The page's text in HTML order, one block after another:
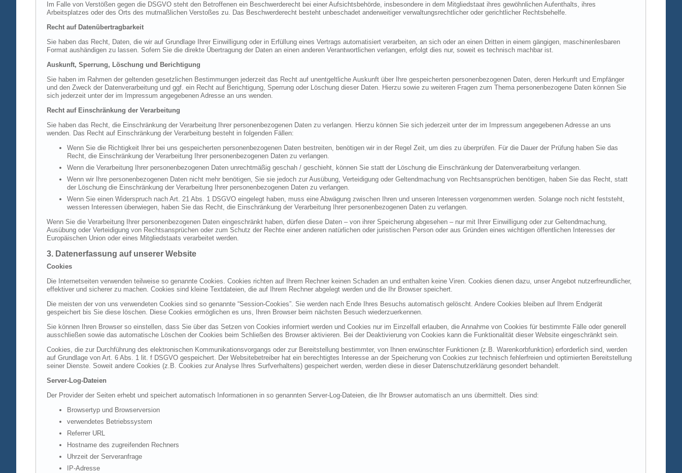
Im Falle von Verstößen gegen die DSGVO steht den Betroffenen ein Beschwerderecht bei einer Aufsichtsbehörde, insbesondere in dem Mitgliedstaat ihres gewöhnlichen Aufenthalts, ihres
Arbeitsplatzes oder des Orts des mutmaßlichen Verstoßes zu. Das Beschwerderecht besteht unbeschadet anderweitiger verwaltungsrechtlicher oder gerichtlicher Rechtsbehelfe.
Recht auf Datenübertragbarkeit
Sie haben das Recht, Daten, die wir auf Grundlage Ihrer Einwilligung oder in Erfüllung eines Vertrags automatisiert verarbeiten, an sich oder an einen Dritten in einem gängigen, maschinenlesbaren
Format aushändigen zu lassen. Sofern Sie die direkte Übertragung der Daten an einen anderen Verantwortlichen verlangen, erfolgt dies nur, soweit es technisch machbar ist.
Auskunft, Sperrung, Löschung und Berichtigung
Sie haben im Rahmen der geltenden gesetzlichen Bestimmungen jederzeit das Recht auf unentgeltliche Auskunft über Ihre gespeicherten personenbezogenen Daten, deren Herkunft und Empfänger
und den Zweck der Datenverarbeitung und ggf. ein Recht auf Berichtigung, Sperrung oder Löschung dieser Daten. Hierzu sowie zu weiteren Fragen zum Thema personenbezogene Daten können Sie
sich jederzeit unter der im Impressum angegebenen Adresse an uns wenden.
Recht auf Einschränkung der Verarbeitung
Sie haben das Recht, die Einschränkung der Verarbeitung Ihrer personenbezogenen Daten zu verlangen. Hierzu können Sie sich jederzeit unter der im Impressum angegebenen Adresse an uns
wenden. Das Recht auf Einschränkung der Verarbeitung besteht in folgenden Fällen:
Wenn Sie die Richtigkeit Ihrer bei uns gespeicherten personenbezogenen Daten bestreiten, benötigen wir in der Regel Zeit, um dies zu überprüfen. Für die Dauer der Prüfung haben Sie das
Recht, die Einschränkung der Verarbeitung Ihrer personenbezogenen Daten zu verlangen.
Wenn die Verarbeitung Ihrer personenbezogenen Daten unrechtmäßig geschah / geschieht, können Sie statt der Löschung die Einschränkung der Datenverarbeitung verlangen.
Wenn wir Ihre personenbezogenen Daten nicht mehr benötigen, Sie sie jedoch zur Ausübung, Verteidigung oder Geltendmachung von Rechtsansprüchen benötigen, haben Sie das Recht, statt
der Löschung die Einschränkung der Verarbeitung Ihrer personenbezogenen Daten zu verlangen.
Wenn Sie einen Widerspruch nach Art. 21 Abs. 1 DSGVO eingelegt haben, muss eine Abwägung zwischen Ihren und unseren Interessen vorgenommen werden. Solange noch nicht feststeht,
wessen Interessen überwiegen, haben Sie das Recht, die Einschränkung der Verarbeitung Ihrer personenbezogenen Daten zu verlangen.
Wenn Sie die Verarbeitung Ihrer personenbezogenen Daten eingeschränkt haben, dürfen diese Daten – von ihrer Speicherung abgesehen – nur mit Ihrer Einwilligung oder zur Geltendmachung,
Ausübung oder Verteidigung von Rechtsansprüchen oder zum Schutz der Rechte einer anderen natürlichen oder juristischen Person oder aus Gründen eines wichtigen öffentlichen Interesses der
Europäischen Union oder eines Mitgliedstaats verarbeitet werden.
3. Datenerfassung auf unserer Website
Cookies
Die Internetseiten verwenden teilweise so genannte Cookies. Cookies richten auf Ihrem Rechner keinen Schaden an und enthalten keine Viren. Cookies dienen dazu, unser Angebot nutzerfreundlicher,
effektiver und sicherer zu machen. Cookies sind kleine Textdateien, die auf Ihrem Rechner abgelegt werden und die Ihr Browser speichert.
Die meisten der von uns verwendeten Cookies sind so genannte “Session-Cookies”. Sie werden nach Ende Ihres Besuchs automatisch gelöscht. Andere Cookies bleiben auf Ihrem Endgerät
gespeichert bis Sie diese löschen. Diese Cookies ermöglichen es uns, Ihren Browser beim nächsten Besuch wiederzuerkennen.
Sie können Ihren Browser so einstellen, dass Sie über das Setzen von Cookies informiert werden und Cookies nur im Einzelfall erlauben, die Annahme von Cookies für bestimmte Fälle oder generell
ausschließen sowie das automatische Löschen der Cookies beim Schließen des Browser aktivieren. Bei der Deaktivierung von Cookies kann die Funktionalität dieser Website eingeschränkt sein.
Cookies, die zur Durchführung des elektronischen Kommunikationsvorgangs oder zur Bereitstellung bestimmter, von Ihnen erwünschter Funktionen (z.B. Warenkorbfunktion) erforderlich sind, werden
auf Grundlage von Art. 6 Abs. 1 lit. f DSGVO gespeichert. Der Websitebetreiber hat ein berechtigtes Interesse an der Speicherung von Cookies zur technisch fehlerfreien und optimierten Bereitstellung
seiner Dienste. Soweit andere Cookies (z.B. Cookies zur Analyse Ihres Surfverhaltens) gespeichert werden, werden diese in dieser Datenschutzerklärung gesondert behandelt.
Server-Log-Dateien
Der Provider der Seiten erhebt und speichert automatisch Informationen in so genannten Server-Log-Dateien, die Ihr Browser automatisch an uns übermittelt. Dies sind:
Browsertyp und Browserversion
verwendetes Betriebssystem
Referrer URL
Hostname des zugreifenden Rechners
Uhrzeit der Serveranfrage
IP-Adresse